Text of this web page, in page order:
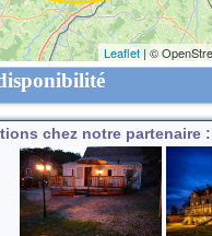
Leaflet | ©
chez notre partenaire :